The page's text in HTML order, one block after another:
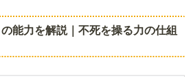
能力を解説｜不死を操る力の仕組